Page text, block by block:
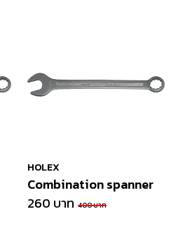
HOLEX
Combination spanner
260 บาท 400 บาท